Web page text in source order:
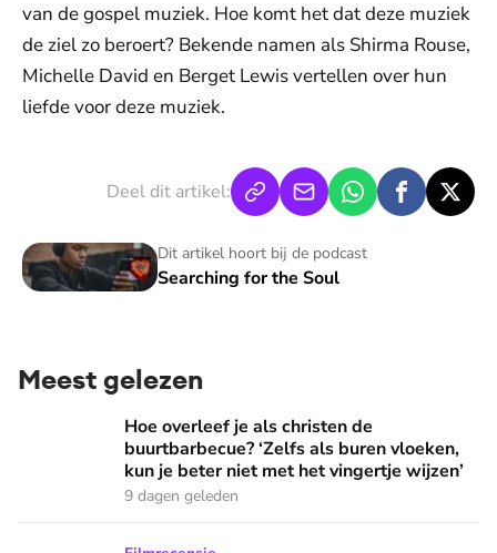
van de gospel muziek. Hoe komt het dat deze muziek
de ziel zo beroert? Bekende namen als Shirma Rouse,
Michelle David en Berget Lewis vertellen over hun
liefde voor deze muziek.
Deel dit artikel:
Dit artikel hoort bij de podcast
Searching for the Soul
Searching for the Soul
Meest gelezen
Hoe overleef je als christen de buurtbarbecue? ‘Zelfs als
Hoe overleef je als christen de
buurtbarbecue? ‘Zelfs als buren vloeken,
kun je beter niet met het vingertje wijzen’
9 dagen geleden